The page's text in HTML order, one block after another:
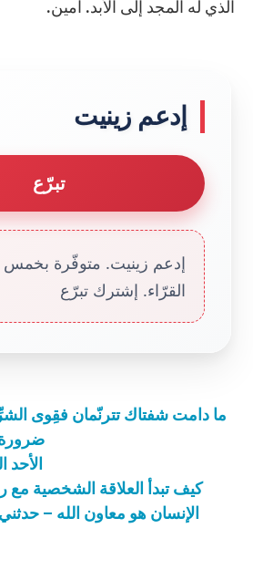
الذي له المجد إلى الأبد. آمين.
إدعم زينيت
تبرّع
إدعم زينيت. متوفّرة بخمس
القرّاء. إشترك تبرّع
ما دامت شفتاك تترنّمان فقِوى
ضرورة
الأحد
كيف تبدأ العلاقة الشخصية مع
الإنسان هو معاون الله –